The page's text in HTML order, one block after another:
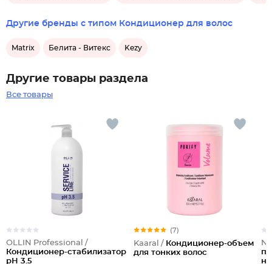
Другие бренды с типом Кондиционер для волос
Matrix Белита - Витекс Kezy
Другие товары раздела
Все товары
OLLIN Professional /
Кондиционер-cтабилизатор
рН 3.5
(7)
Kaaral / Кондиционер-объем
для тонких волос